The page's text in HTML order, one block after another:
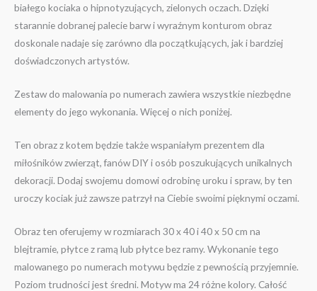
białego kociaka o hipnotyzujących, zielonych oczach. Dzięki
starannie dobranej palecie barw i wyraźnym konturom obraz
doskonale nadaje się zarówno dla początkujących, jak i bardziej
doświadczonych artystów.
Zestaw do malowania po numerach zawiera wszystkie niezbędne
elementy do jego wykonania. Więcej o nich poniżej.
Ten obraz z kotem będzie także wspaniałym prezentem dla
miłośników zwierząt, fanów DIY i osób poszukujących unikalnych
dekoracji. Dodaj swojemu domowi odrobinę uroku i spraw, by ten
uroczy kociak już zawsze patrzył na Ciebie swoimi pięknymi oczami.
Obraz ten oferujemy w rozmiarach 30 x 40 i 40 x 50 cm na
blejtramie, płytce z ramą lub płytce bez ramy. Wykonanie tego
malowanego po numerach motywu będzie z pewnością przyjemnie.
Poziom trudności jest średni. Motyw ma 24 różne kolory. Całość